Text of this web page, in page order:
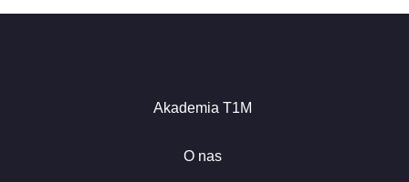
Akademia T1M
O nas